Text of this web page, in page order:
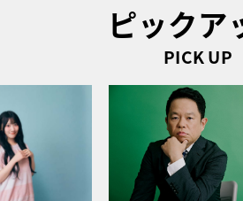
ピックア
PICK UP